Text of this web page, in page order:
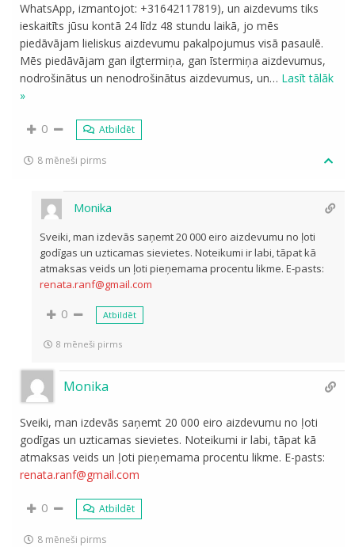
WhatsApp, izmantojot: +31642117819), un aizdevums tiks
ieskaitīts jūsu kontā 24 līdz 48 stundu laikā, jo mēs
piedāvājam lieliskus aizdevumu pakalpojumus visā pasaulē.
Mēs piedāvājam gan ilgtermiņa, gan īstermiņa aizdevumus,
nodrošinātus un nenodrošinātus aizdevumus, un… Lasīt tālāk
»
0 Atbildēt
8 mēneši pirms
Monika
Sveiki, man izdevās saņemt 20 000 eiro aizdevumu no ļoti
godīgas un uzticamas sievietes. Noteikumi ir labi, tāpat kā
atmaksas veids un ļoti pieņemama procentu likme. E-pasts:
renata.ranf@gmail.com
0 Atbildēt
8 mēneši pirms
Monika
Sveiki, man izdevās saņemt 20 000 eiro aizdevumu no ļoti
godīgas un uzticamas sievietes. Noteikumi ir labi, tāpat kā
atmaksas veids un ļoti pieņemama procentu likme. E-pasts:
renata.ranf@gmail.com
0 Atbildēt
8 mēneši pirms